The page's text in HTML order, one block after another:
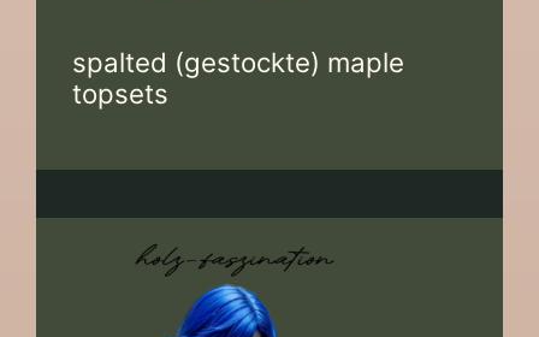
spalted (gestockte) maple
topsets